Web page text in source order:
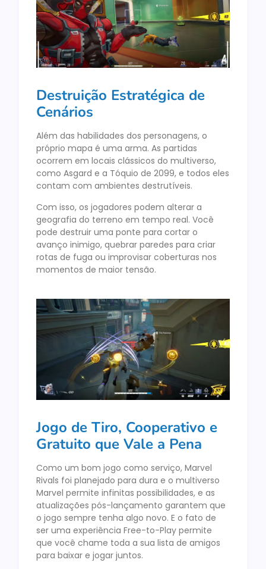
Destruição Estratégica de
Cenários
Além das habilidades dos personagens, o
próprio mapa é uma arma. As partidas
ocorrem em locais clássicos do multiverso,
como Asgard e a Tóquio de 2099, e todos eles
contam com ambientes destrutíveis.
Com isso, os jogadores podem alterar a
geografia do terreno em tempo real. Você
pode destruir uma ponte para cortar o
avanço inimigo, quebrar paredes para criar
rotas de fuga ou improvisar coberturas nos
momentos de maior tensão.
Jogo de Tiro, Cooperativo e
Gratuito que Vale a Pena
Como um bom jogo como serviço, Marvel
Rivals foi planejado para dura e o multiverso
Marvel permite infinitas possibilidades, e as
atualizações pós-lançamento garantem que
o jogo sempre tenha algo novo. E o fato de
ser uma experiência Free-to-Play permite
que você chame toda a sua lista de amigos
para baixar e jogar juntos.